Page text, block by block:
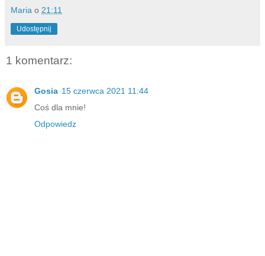
Maria o 21:11
Udostępnij
1 komentarz:
Gosia 15 czerwca 2021 11:44
Coś dla mnie!
Odpowiedz